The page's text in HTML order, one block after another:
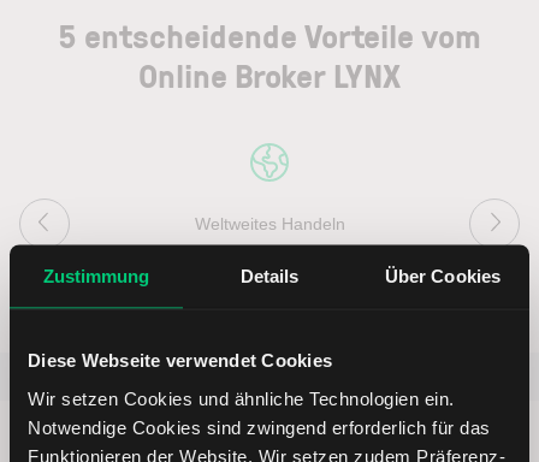
Zustimmung Details Über Cookies
Diese Webseite verwendet Cookies
Wir setzen Cookies und ähnliche Technologien ein.
Notwendige Cookies sind zwingend erforderlich für das
Funktionieren der Website. Wir setzen zudem Präferenz-
5 entscheidende Vorteile vom
Online Broker LYNX
Weltweites Handeln